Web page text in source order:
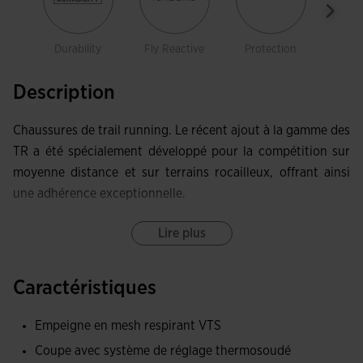
Durability Fly Reactive Protection
Description
Chaussures de trail running. Le récent ajout à la gamme des
TR a été spécialement développé pour la compétition sur
moyenne distance et sur terrains rocailleux, offrant ainsi
une adhérence exceptionnelle.
Tige élaborée avec un mesh fini en Jacquard, très léger et
de l'air à l'intérieur des chaussures. La technologie avancée
réduisant l'accumulation de chaleur à l'intérieur de la
chaussure. Elle garantit que le pied reste frais et
Lire plus
Caractéristiques
Empeigne en mesh respirant VTS
Coupe avec système de réglage thermosoudé